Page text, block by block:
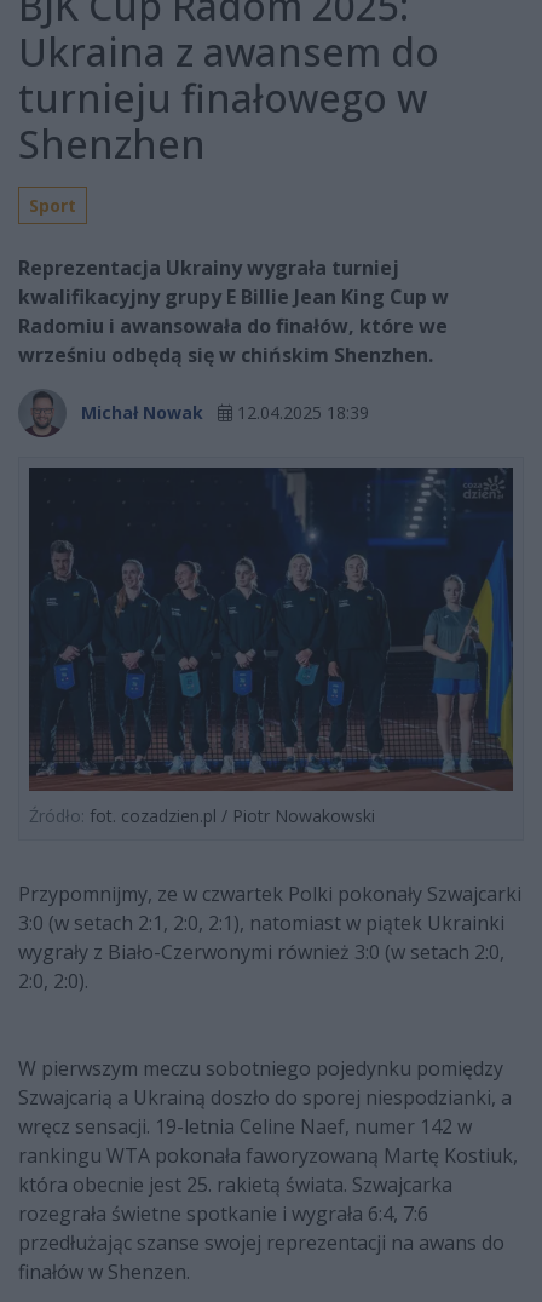
Ukraina z awansem do
turnieju finałowego w
Shenzhen
Sport
Reprezentacja Ukrainy wygrała turniej
kwalifikacyjny grupy E Billie Jean King Cup w
Radomiu i awansowała do finałów, które we
wrześniu odbędą się w chińskim Shenzhen.
Michał Nowak 12.04.2025 18:39
Źródło: fot. cozadzien.pl / Piotr Nowakowski
Przypomnijmy, ze w czwartek Polki pokonały Szwajcarki
3:0 (w setach 2:1, 2:0, 2:1), natomiast w piątek Ukrainki
wygrały z Biało-Czerwonymi również 3:0 (w setach 2:0,
2:0, 2:0).
W pierwszym meczu sobotniego pojedynku pomiędzy
Szwajcarią a Ukrainą doszło do sporej niespodzianki, a
wręcz sensacji. 19-letnia Celine Naef, numer 142 w
rankingu WTA pokonała faworyzowaną Martę Kostiuk,
która obecnie jest 25. rakietą świata. Szwajcarka
rozegrała świetne spotkanie i wygrała 6:4, 7:6
przedłużając szanse swojej reprezentacji na awans do
finałów w Shenzen.